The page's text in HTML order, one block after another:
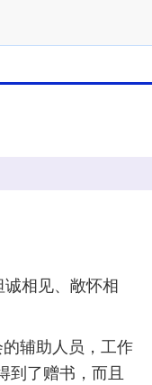
相见、敞怀相
辅助人员，工作
到了赠书，而且